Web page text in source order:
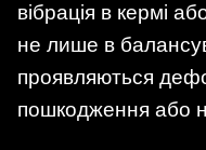
вібрація в кермі
не лише в
проявляються
пошкодження або